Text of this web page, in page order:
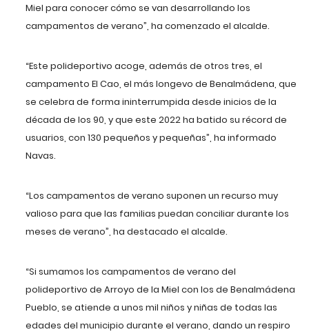
Miel para conocer cómo se van desarrollando los
campamentos de verano”, ha comenzado el alcalde.
“Este polideportivo acoge, además de otros tres, el
campamento El Cao, el más longevo de Benalmádena, que
se celebra de forma ininterrumpida desde inicios de la
década de los 90, y que este 2022 ha batido su récord de
usuarios, con 130 pequeños y pequeñas”, ha informado
Navas.
“Los campamentos de verano suponen un recurso muy
valioso para que las familias puedan conciliar durante los
meses de verano”, ha destacado el alcalde.
“Si sumamos los campamentos de verano del
polideportivo de Arroyo de la Miel con los de Benalmádena
Pueblo, se atiende a unos mil niños y niñas de todas las
edades del municipio durante el verano, dando un respiro